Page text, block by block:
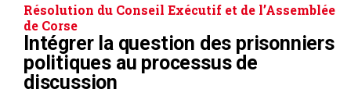
Résolution du Conseil Exécutif et de l’Assemblée
de Corse
Intégrer la question des prisonniers
politiques au processus de
discussion